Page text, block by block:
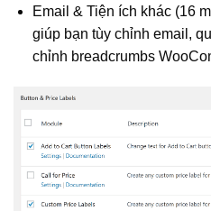
Email & Tiện ích khác (16
giúp bạn tùy chỉnh email,
chỉnh breadcrumbs